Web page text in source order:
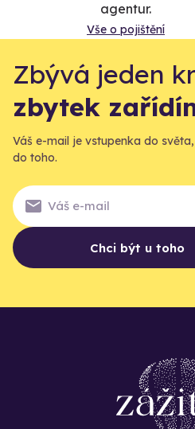
agentur.
Vše o pojištění
Zbývá jeden
zbytek
Váš e-mail je vstupenka do
do toho.
Chci být u toho